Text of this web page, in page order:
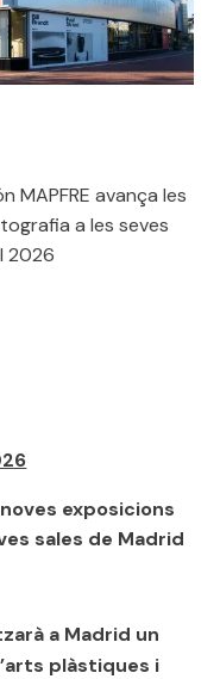
MAPFRE avança les
a les seves
2026
exposicions
sales de Madrid
a Madrid un
plàstiques i